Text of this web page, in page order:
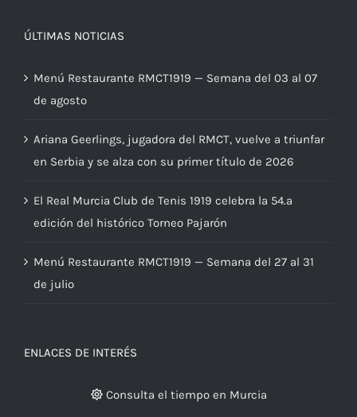
ÚLTIMAS NOTICIAS
Menú Restaurante RMCT1919 — Semana del 03 al 07
de agosto
Ariana Geerlings, jugadora del RMCT, vuelve a triunfar
en Serbia y se alza con su primer título de 2026
El Real Murcia Club de Tenis 1919 celebra la 54.ª
edición del histórico Torneo Pajarón
Menú Restaurante RMCT1919 — Semana del 27 al 31
de julio
ENLACES DE INTERÉS
Consulta el tiempo en Murcia